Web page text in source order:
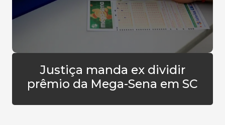
Justiça manda ex dividir
prêmio da Mega-Sena em SC